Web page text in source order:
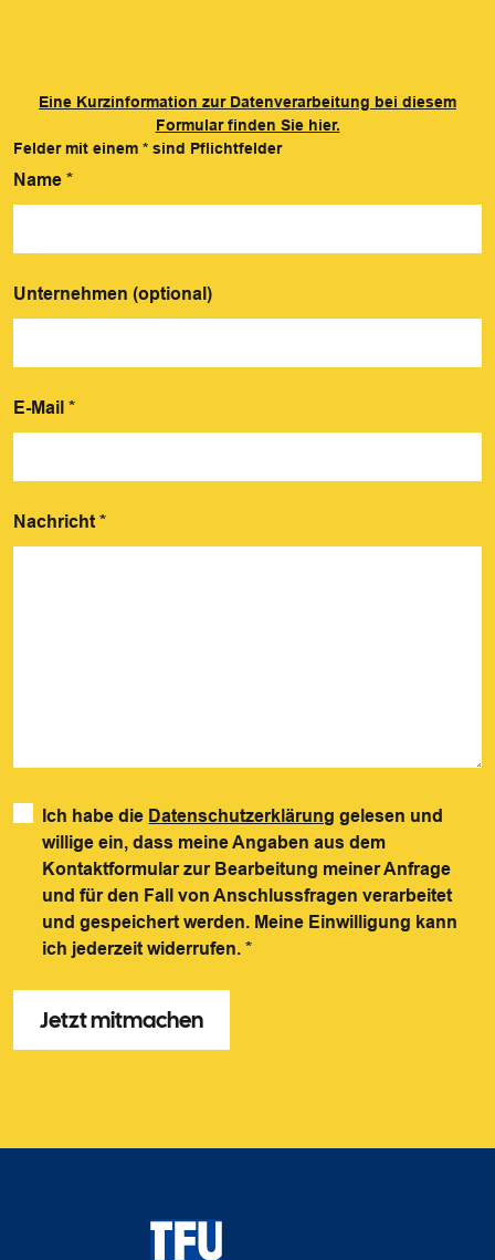
Eine Kurzinformation zur Datenverarbeitung bei diesem
Formular finden Sie hier.
Felder mit einem * sind Pflichtfelder
Name *
Unternehmen (optional)
E-Mail *
Nachricht *
Ich habe die Datenschutzerklärung gelesen und
willige ein, dass meine Angaben aus dem
Kontaktformular zur Bearbeitung meiner Anfrage
und für den Fall von Anschlussfragen verarbeitet
und gespeichert werden. Meine Einwilligung kann
ich jederzeit widerrufen.*